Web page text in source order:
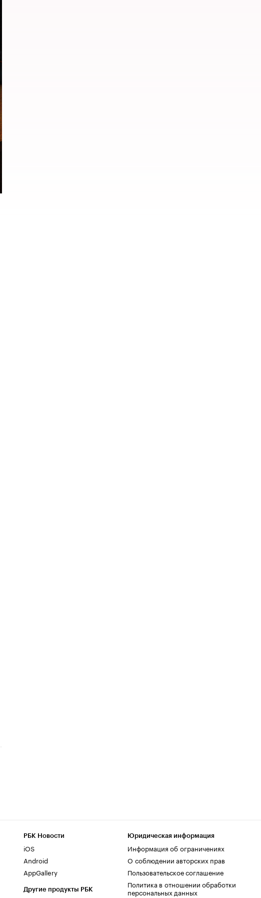
РБК Новости
iOS
Android
AppGallery
Другие продукты РБК
Юридическая информация
Информация об ограничениях
О соблюдении авторских прав
Пользовательское соглашение
Политика в отношении обработки
персональных данных